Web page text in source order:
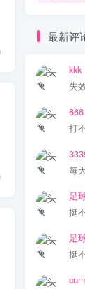
最新评
kkk
失
666
打
每
足
挺
足
挺